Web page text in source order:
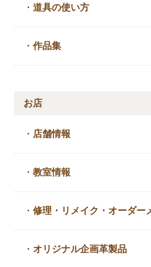
・道具の使い方
・作品集
お店
・ 店舗情報
・教室情報
・修理・リメイク・ オーダー
・ オリジナル企画革製品